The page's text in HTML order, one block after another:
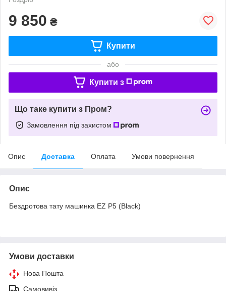
9 850 ₴
Купити
або
Купити з
Що таке купити з Пром?
Замовлення під захистом
Опис Доставка Оплата Умови повернення
Опис
Бездротова тату машинка EZ P5 (Black)
Умови доставки
Нова Пошта
Самовивіз